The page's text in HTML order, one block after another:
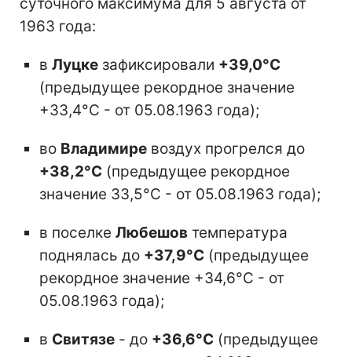
1963 года:
в Луцке зафиксировали +39,0°С
(предыдущее рекордное значение
+33,4°С - от 05.08.1963 года);
во Владимире воздух прогрелся до
+38,2°С (предыдущее рекордное
значение 33,5°С - от 05.08.1963 года);
в поселке Любешов температура
поднялась до +37,9°С (предыдущее
рекордное значение +34,6°С - от
05.08.1963 года);
в Свитязе - до +36,6°С (предыдущее